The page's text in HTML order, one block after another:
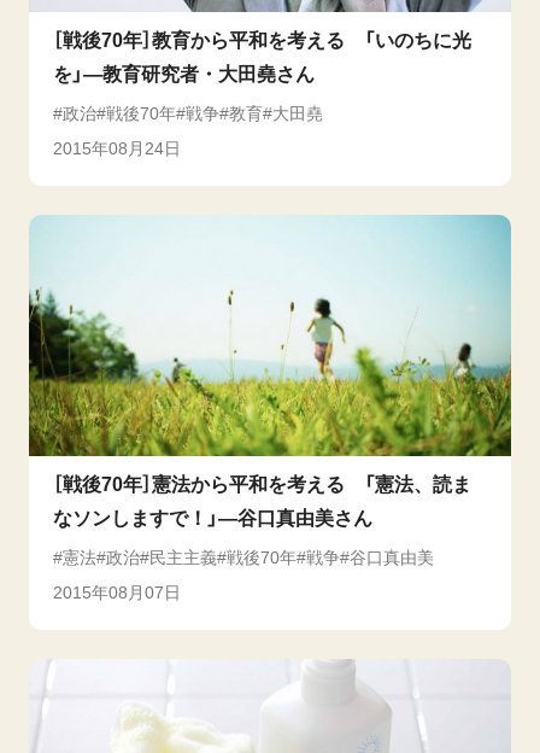
［戦後70年］教育から平和を考える 「いのちに光
を」―教育研究者・大田堯さん
政治 戦後70年 戦争 教育 大田堯
2015年08月24日
［戦後70年］憲法から平和を考える 「憲法、読ま
なソンしますで！」―谷口真由美さん
憲法 政治 民主主義 戦後70年 戦争 谷口真由美
2015年08月07日